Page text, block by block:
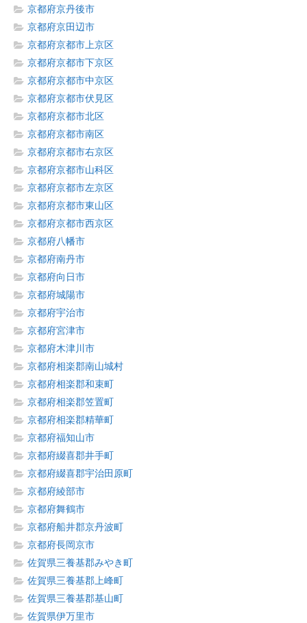
京都府京丹後市
京都府京田辺市
京都府京都市上京区
京都府京都市下京区
京都府京都市中京区
京都府京都市伏見区
京都府京都市北区
京都府京都市南区
京都府京都市右京区
京都府京都市山科区
京都府京都市左京区
京都府京都市東山区
京都府京都市西京区
京都府八幡市
京都府南丹市
京都府向日市
京都府城陽市
京都府宇治市
京都府宮津市
京都府木津川市
京都府相楽郡南山城村
京都府相楽郡和束町
京都府相楽郡笠置町
京都府相楽郡精華町
京都府福知山市
京都府綴喜郡井手町
京都府綴喜郡宇治田原町
京都府綾部市
京都府舞鶴市
京都府船井郡京丹波町
京都府長岡京市
佐賀県三養基郡みやき町
佐賀県三養基郡上峰町
佐賀県三養基郡基山町
佐賀県伊万里市